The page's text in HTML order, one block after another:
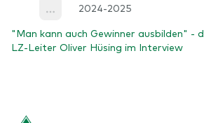
2024-2025
"Man kann auch Gewinner ausbilden" -
LZ-Leiter Oliver Hüsing im Interview